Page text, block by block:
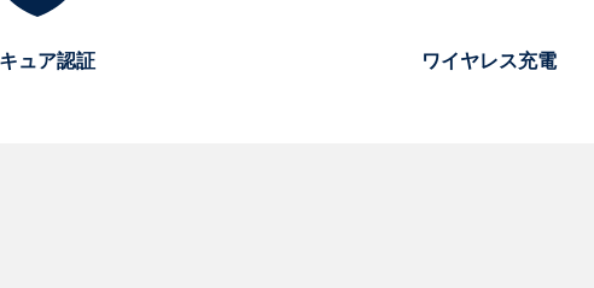
ュア認証 ワイヤレス充電